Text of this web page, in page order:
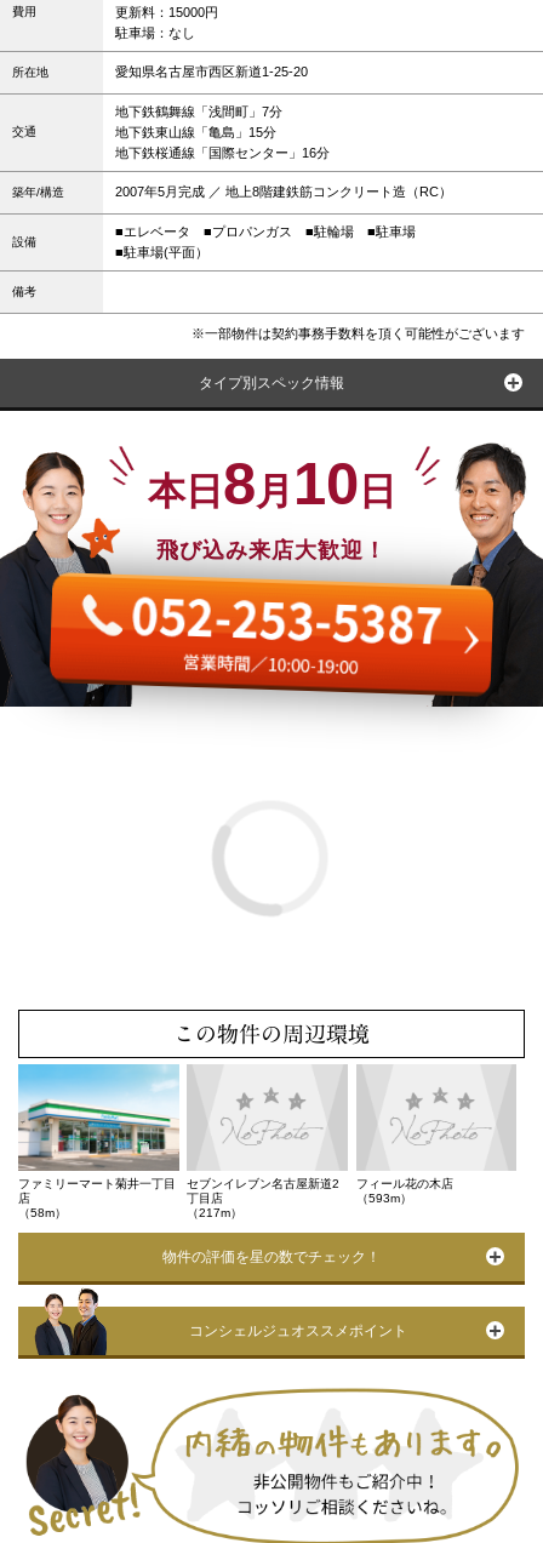
費用
更新料：15000円
駐車場：なし
所在地 愛知県名古屋市西区新道1-25-20
交通
地下鉄鶴舞線「浅間町」7分
地下鉄東山線「亀島」15分
地下鉄桜通線「国際センター」16分
築年/構造 2007年5月完成 ／ 地上8階建鉄筋コンクリート造（RC）
設備
■エレベータ ■プロパンガス ■駐輪場 ■駐車場
■駐車場(平面）
備考
※一部物件は契約事務手数料を頂く可能性がございます
タイプ別スペック情報
本日 8月 10 日
飛び込み来店大歓迎！
この物件の周辺環境
ファミリーマート菊井一丁目
店
（58m）
セブンイレブン名古屋新道2
丁目店
（217m）
フィール花の木店
（593m）
物件の評価を星の数でチェック！
コンシェルジュオススメポイント